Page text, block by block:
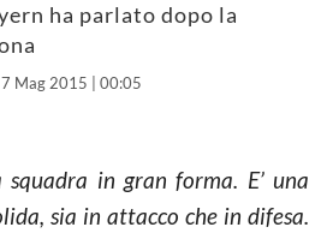
ha parlato dopo la
7 Mag 2015 | 00:05
in gran forma. E’ una
sia in attacco che in difesa.